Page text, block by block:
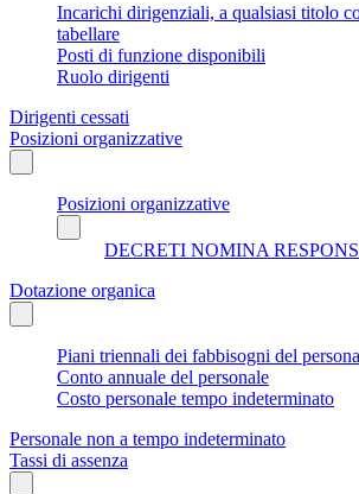
Incarichi dirigenziali, a qualsiasi titolo
tabellare
Posti di funzione disponibili
Ruolo dirigenti
Dirigenti cessati
Posizioni organizzative
Posizioni organizzative
DECRETI NOMINA
Dotazione organica
Piani triennali dei fabbisogni del
Conto annuale del personale
Costo personale tempo indeterminato
Personale non a tempo indeterminato
Tassi di assenza